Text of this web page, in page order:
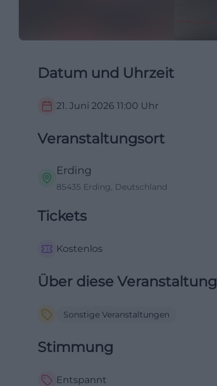
Datum und Uhrzeit
21. Juni 2026 11:00 Uhr
Veranstaltungsort
Erding
85435 Erding, Deutschland
Tickets
Kostenlos
Über diese Veranstaltung
Sonstige Veranstaltungen
Stimmung
Entspannt